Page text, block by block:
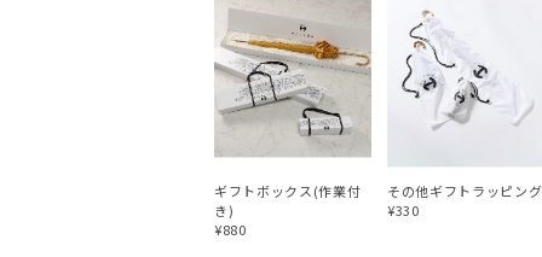
ギフトボックス(作業付
き)
¥880
その他ギフトラッピング
¥330